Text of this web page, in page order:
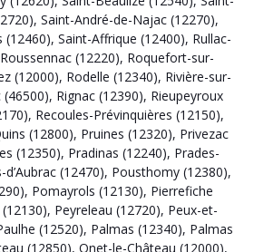
, Saint-André-de-Najac (12270),
(12460), Saint-Affrique (12400), Rullac-
Roussennac (12220), Roquefort-sur-
(12000), Rodelle (12340), Rivière-sur-
(46500), Rignac (12390), Rieupeyroux
, Recoules-Prévinquières (12150),
(12800), Pruines (12320), Privezac
(12350), Pradinas (12240), Prades-
d’Aubrac (12470), Pousthomy (12380),
, Pomayrols (12130), Pierrefiche
, Peyreleau (12720), Peux-et-
(12520), Palmas (12340), Palmas
(12850), Onet-le-Château (12000),